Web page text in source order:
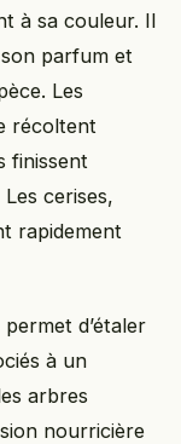
à sa couleur. Il
parfum et
Les
récoltent
finissent
cerises,
rapidement
d’étaler
à un
arbres
nourricière